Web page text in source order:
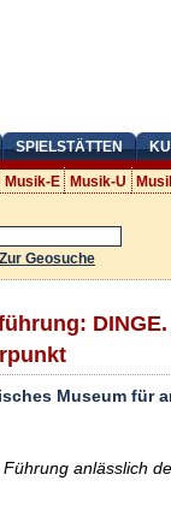
SPIELSTÄTTEN
Musik-E Musik-U
Zur Geosuche
Museum für
anlässlich